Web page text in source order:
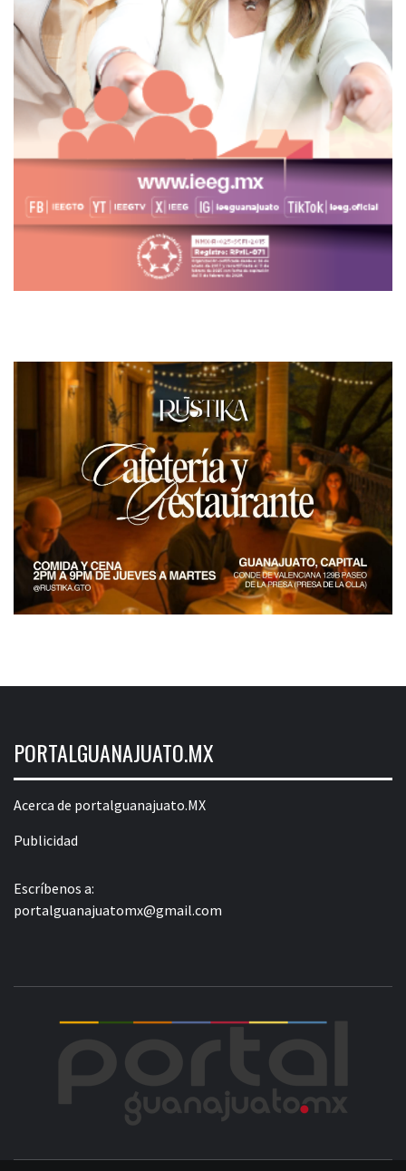
PORTALGUANAJUATO.MX
Acerca de portalguanajuato.MX
Publicidad
Escríbenos a:
portalguanajuatomx@gmail.com